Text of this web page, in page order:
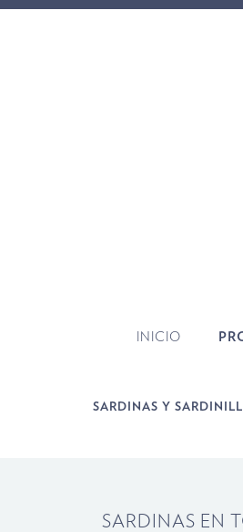
INICIO
SARDINAS Y
SARDINAS EN